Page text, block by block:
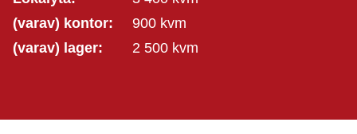
(varav) kontor:
900 kvm
(varav) lager:
2 500 kvm